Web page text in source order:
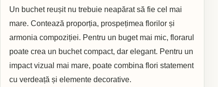
Un buchet reușit nu trebuie neapărat să fie cel mai
mare. Contează proporția, prospețimea florilor și
armonia compoziției. Pentru un buget mai mic, florarul
poate crea un buchet compact, dar elegant. Pentru un
impact vizual mai mare, poate combina flori statement
cu verdeață și elemente decorative.